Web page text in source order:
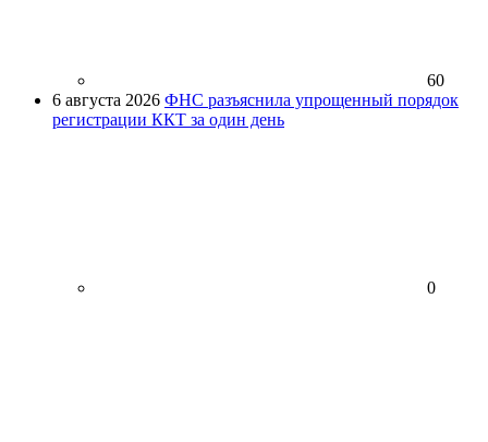
60
6 августа 2026 ФНС разъяснила упрощенный порядок
регистрации ККТ за один день
0